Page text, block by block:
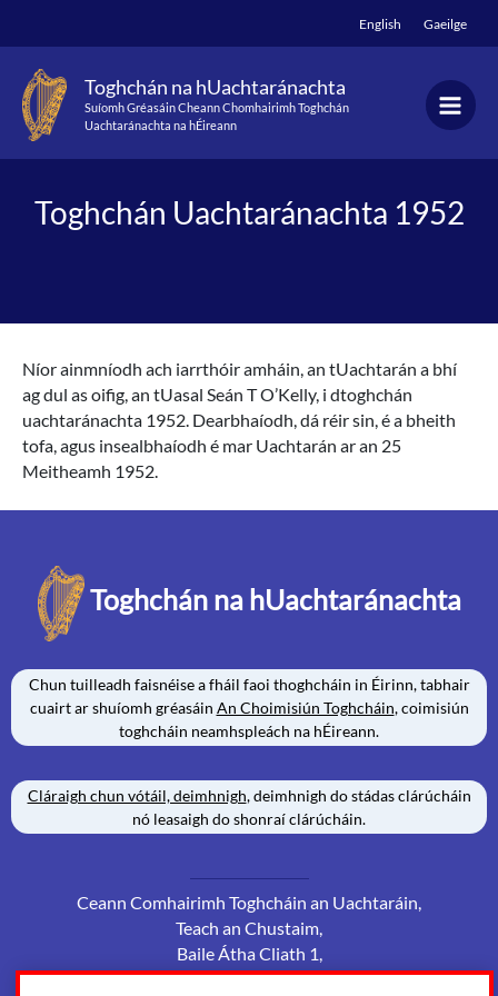
English Gaeilge
Toghchán na hUachtaránachta
Suíomh Gréasáin Cheann Chomhairimh Toghchán
Uachtaránachta na hÉireann
Toghchán Uachtaránachta 1952
Níor ainmníodh ach iarrthóir amháin, an tUachtarán a bhí
ag dul as oifig, an tUasal Seán T O’Kelly, i dtoghchán
uachtaránachta 1952. Dearbhaíodh, dá réir sin, é a bheith
tofa, agus insealbhaíodh é mar Uachtarán ar an 25
Meitheamh 1952.
Toghchán na hUachtaránachta
Chun tuilleadh faisnéise a fháil faoi thoghcháin in Éirinn, tabhair
cuairt ar shuíomh gréasáin An Choimisiún Toghcháin, coimisiún
toghcháin neamhspleách na hÉireann.
Cláraigh chun vótáil, deimhnigh, deimhnigh do stádas clárúcháin
nó leasaigh do shonraí clárúcháin.
Ceann Comhairimh Toghcháin an Uachtaráin,
Teach an Chustaim,
Baile Átha Cliath 1,
D01 W6X0,